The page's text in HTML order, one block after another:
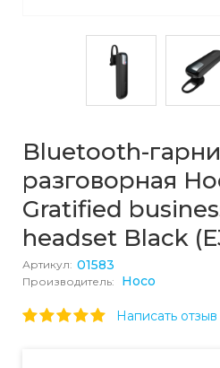
Bluetooth-
разговорная
Gratified
headset Black
Артикул: 01583
Производитель: Hoco
Написать отзыв